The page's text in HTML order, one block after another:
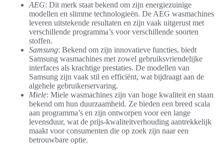
AEG: Dit merk staat bekend om zijn energiezuinige
modellen en slimme technologieën. De AEG wasmachines
leveren uitstekende resultaten en zijn vaak uitgerust met
verschillende programma’s voor verschillende soorten
stoffen.
Samsung: Bekend om zijn innovatieve functies, biedt
Samsung wasmachines met zowel gebruiksvriendelijke
interfaces als krachtige prestaties. De modellen van
Samsung zijn vaak stil en efficiënt, wat bijdraagt aan de
algehele gebruikerservaring.
Miele: Miele wasmachines zijn van hoge kwaliteit en staan
bekend om hun duurzaamheid. Ze bieden een breed scala
aan programma’s en zijn ontworpen voor een lange
levensduur, wat de prijs-kwaliteitverhouding aantrekkelijk
maakt voor consumenten die op zoek zijn naar een
betrouwbare optie.